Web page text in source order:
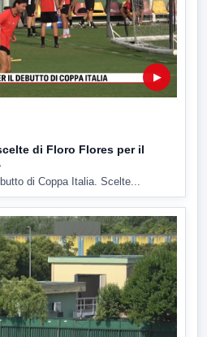
▶
di Floro Flores per il
di Coppa Italia. Scelte...